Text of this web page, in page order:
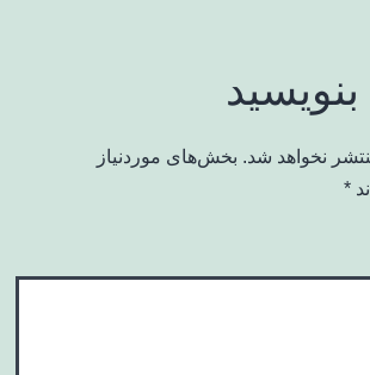
نخواهد شد. بخش‌های موردنیاز
*